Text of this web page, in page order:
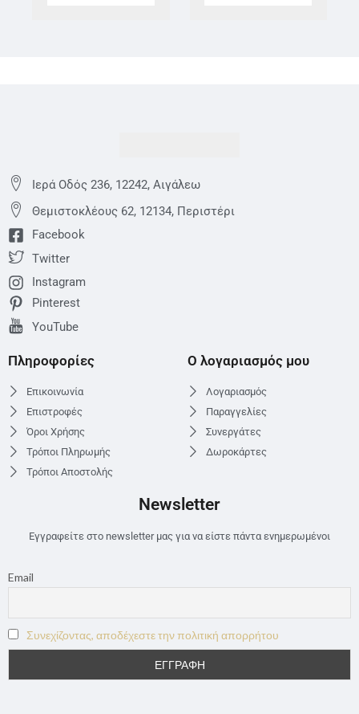
Ιερά Οδός 236, 12242, Αιγάλεω
Θεμιστoκλέους 62, 12134, Περιστέρι
Facebook
Twitter
Instagram
Pinterest
YouTube
Πληροφορίες
Επικοινωνία
Επιστροφές
Όροι Χρήσης
Τρόποι Πληρωμής
Τρόποι Αποστολής
Ο λογαριασμός μου
Λογαριασμός
Παραγγελίες
Συνεργάτες
Δωροκάρτες
Newsletter
Εγγραφείτε στο newsletter μας για να είστε πάντα ενημερωμένοι
Email
Συνεχίζοντας, αποδέχεστε την πολιτική απορρήτου